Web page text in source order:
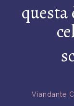
questa
Viandante